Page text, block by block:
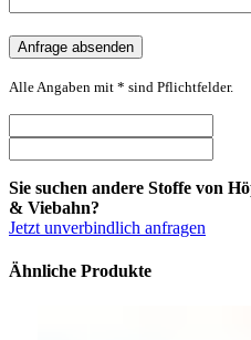
Alle Angaben mit * sind Pflichtfelder.
Sie suchen andere Stoffe von
& Viebahn?
Jetzt unverbindlich anfragen
Ähnliche Produkte